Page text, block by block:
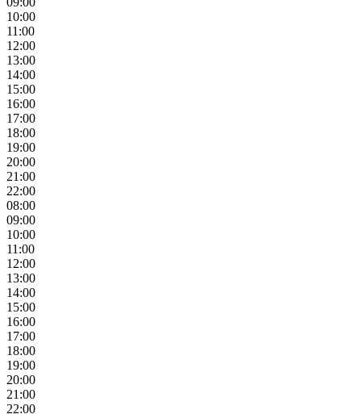
10:00
11:00
12:00
13:00
14:00
15:00
16:00
17:00
18:00
19:00
20:00
21:00
22:00
08:00
09:00
10:00
11:00
12:00
13:00
14:00
15:00
16:00
17:00
18:00
19:00
20:00
21:00
22:00